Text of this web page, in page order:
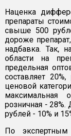
Наценка
препараты
свыше 500
дороже
надбавка. Так,
области на
предельная
составляет
ценовой
максимальная
розничная -
рублей - 10% и
По